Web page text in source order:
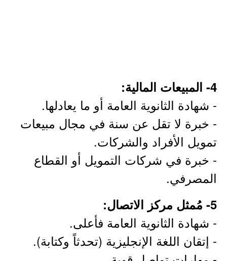
4- المبيعات المالية:
- شهادة الثانوية العامة أو ما يعادلها.
- خبرة لا تقل عن سنة في مجال مبيعات
تمويل الأفراد والشركات.
- خبرة في شركات التمويل أو القطاع
المصرفي.
5- مُمثل مركز الاتصال:
- شهادة الثانوية العامة فأعلى.
- إتقان اللغة الإنجليزية (تحدثاً وكتابة).